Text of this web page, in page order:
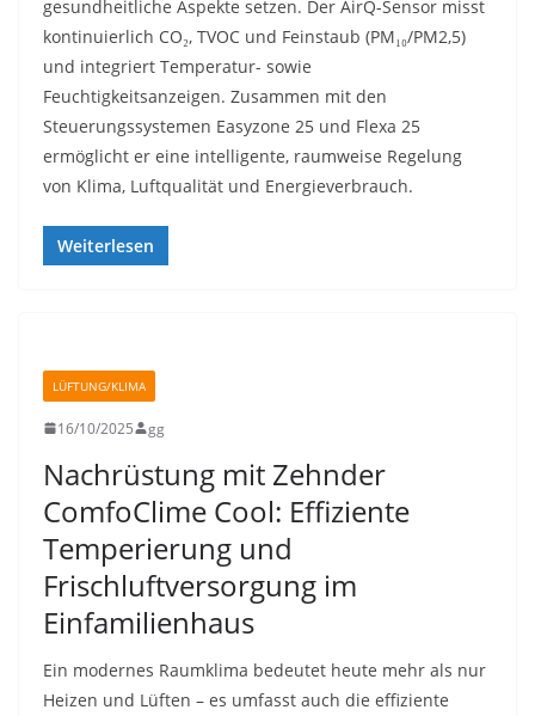
gesundheitliche Aspekte setzen. Der AirQ-Sensor misst
kontinuierlich CO₂, TVOC und Feinstaub (PM₁₀/PM2,5)
und integriert Temperatur- sowie
Feuchtigkeitsanzeigen. Zusammen mit den
Steuerungssystemen Easyzone 25 und Flexa 25
ermöglicht er eine intelligente, raumweise Regelung
von Klima, Luftqualität und Energieverbrauch.
Weiterlesen
LÜFTUNG/KLIMA
16/10/2025 gg
Nachrüstung mit Zehnder
ComfoClime Cool: Effiziente
Temperierung und
Frischluftversorgung im
Einfamilienhaus
Ein modernes Raumklima bedeutet heute mehr als nur
Heizen und Lüften – es umfasst auch die effiziente